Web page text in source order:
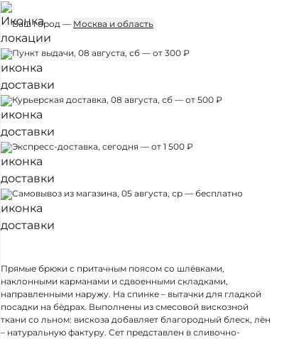
Ваш город — Москва и область
Пункт выдачи, 08 августа, сб — от 300 ₽
Курьерская доставка, 08 августа, сб — от 500 ₽
Экспресс-доставка, сегодня — от 1 500 ₽
Самовывоз из магазина, 05 августа, ср — бесплатно
Прямые брюки с притачным поясом со шлёвками,
наклонными карманами и сдвоенными складками,
направленными наружу. На спинке – вытачки для гладкой
посадки на бёдрах. Выполнены из смесовой вискозной
ткани со льном: вискоза добавляет благородный блеск, лён
– натуральную фактуру. Сет представлен в сливочно-